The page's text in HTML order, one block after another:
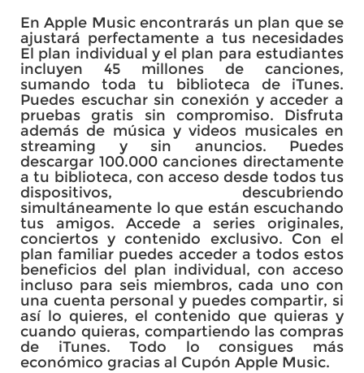
En Apple Music encontrarás un plan que se
ajustará perfectamente a tus necesidades
El plan individual y el plan para estudiantes
incluyen 45 millones de canciones,
sumando toda tu biblioteca de iTunes.
Puedes escuchar sin conexión y acceder a
pruebas gratis sin compromiso. Disfruta
además de música y videos musicales en
streaming y sin anuncios. Puedes
descargar 100.000 canciones directamente
a tu biblioteca, con acceso desde todos tus
dispositivos, descubriendo
simultáneamente lo que están escuchando
tus amigos. Accede a series originales,
conciertos y contenido exclusivo. Con el
plan familiar puedes acceder a todos estos
beneficios del plan individual, con acceso
incluso para seis miembros, cada uno con
una cuenta personal y puedes compartir, si
así lo quieres, el contenido que quieras y
cuando quieras, compartiendo las compras
de iTunes. Todo lo consigues más
económico gracias al Cupón Apple Music.